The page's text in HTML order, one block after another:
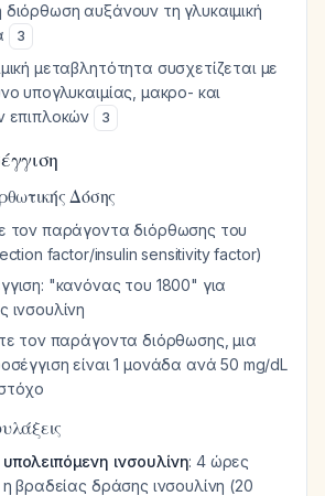
αυξάνουν τη γλυκαιμική
3
μεταβλητότητα συσχετίζεται με
υπογλυκαιμίας, μακρο- και
επιπλοκών
3
Δόσης
τον παράγοντα διόρθωσης του
factor/insulin sensitivity factor)
"κανόνας του 1800" για
ινσουλίνη
τον παράγοντα διόρθωσης, μια
είναι 1 μονάδα ανά 50 mg/dL
ινσουλίνη: 4 ώρες
βραδείας δράσης ινσουλίνη (20